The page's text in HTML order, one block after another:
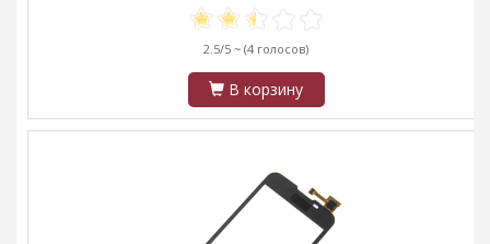
2.5/5 ~ (4 голосов)
В корзину